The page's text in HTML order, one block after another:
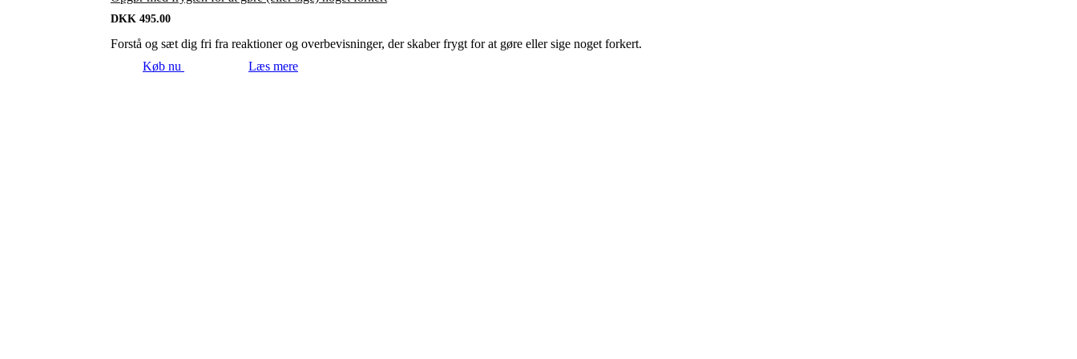
DKK 495.00
Forstå og sæt dig fri fra reaktioner og overbevisninger, der skaber frygt for at gøre eller sige noget forkert.
Køb nu
Læs mere